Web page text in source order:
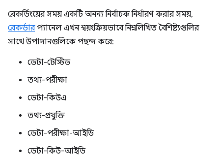
রেকর্ডিংয়ের সময় একটি অনন্য নির্বাচক নির্ধারণ করার সময়,
রেকর্ডারপ্যানেল এখন স্বয়ংক্রিয়ভাবে নিম্নলিখিত বৈশিষ্ট্যগুলির
সাথে উপাদানগুলিকে পছন্দ করে:
ডেটা-টেস্টিড
তথ্য-পরীক্ষা
ডেটা-কিউএ
তথ্য-প্রযুক্তি
ডেটা-পরীক্ষা-আইডি
ডেটা-কিউ-আইডি